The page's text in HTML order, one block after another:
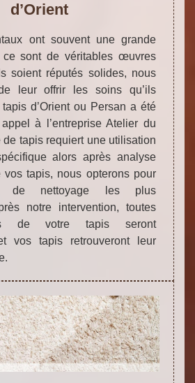
d’Orient
ont souvent une grande
ce sont de véritables œuvres
soient réputés solides, nous
leur offrir les soins qu’ils
d’Orient ou Persan a été
à l’entreprise Atelier du
de tapis requiert une utilisation
alors après analyse
tapis, nous opterons pour
de nettoyage les plus
notre intervention, toutes
de votre tapis seront
vos tapis retrouveront leur